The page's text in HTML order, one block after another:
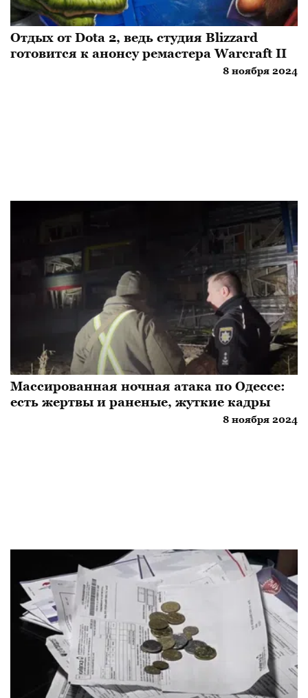
Отдых от Dota 2, ведь студия Blizzard
готовится к анонсу ремастера Warcraft II
8 ноября 2024
Массированная ночная атака по Одессе:
есть жертвы и раненые, жуткие кадры
8 ноября 2024